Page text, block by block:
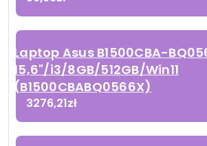
Laptop Asus B1500CBA-
15,6"/i3/8GB/512GB/Win11
(B1500CBABQ0566X)
3276,21zł